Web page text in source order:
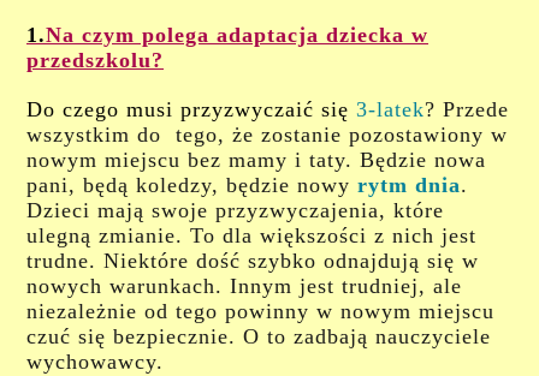
1.Na czym polega adaptacja dziecka w
przedszkolu?
Do czego musi przyzwyczaić się 3-latek? Przede
wszystkim do tego, że zostanie pozostawiony w
nowym miejscu bez mamy i taty. Będzie nowa
pani, będą koledzy, będzie nowy rytm dnia.
Dzieci mają swoje przyzwyczajenia, które
ulegną zmianie. To dla większości z nich jest
trudne. Niektóre dość szybko odnajdują się w
nowych warunkach. Innym jest trudniej, ale
niezależnie od tego powinny w nowym miejscu
czuć się bezpiecznie. O to zadbają nauczyciele
wychowawcy.